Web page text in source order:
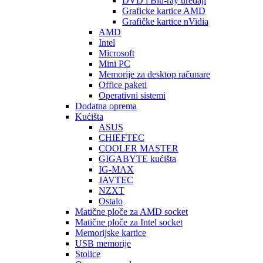
Graficke kartice AMD
Grafičke kartice nVidia
AMD
Intel
Microsoft
Mini PC
Memorije za desktop računare
Office paketi
Operativni sistemi
Dodatna oprema
Kućišta
ASUS
CHIEFTEC
COOLER MASTER
GIGABYTE kućišta
IG-MAX
JAVTEC
NZXT
Ostalo
Matične ploče za AMD socket
Matične ploče za Intel socket
Memorijske kartice
USB memorije
Stolice